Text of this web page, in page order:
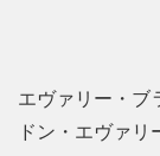
エヴァリー・ブ
ドン・エヴァリ